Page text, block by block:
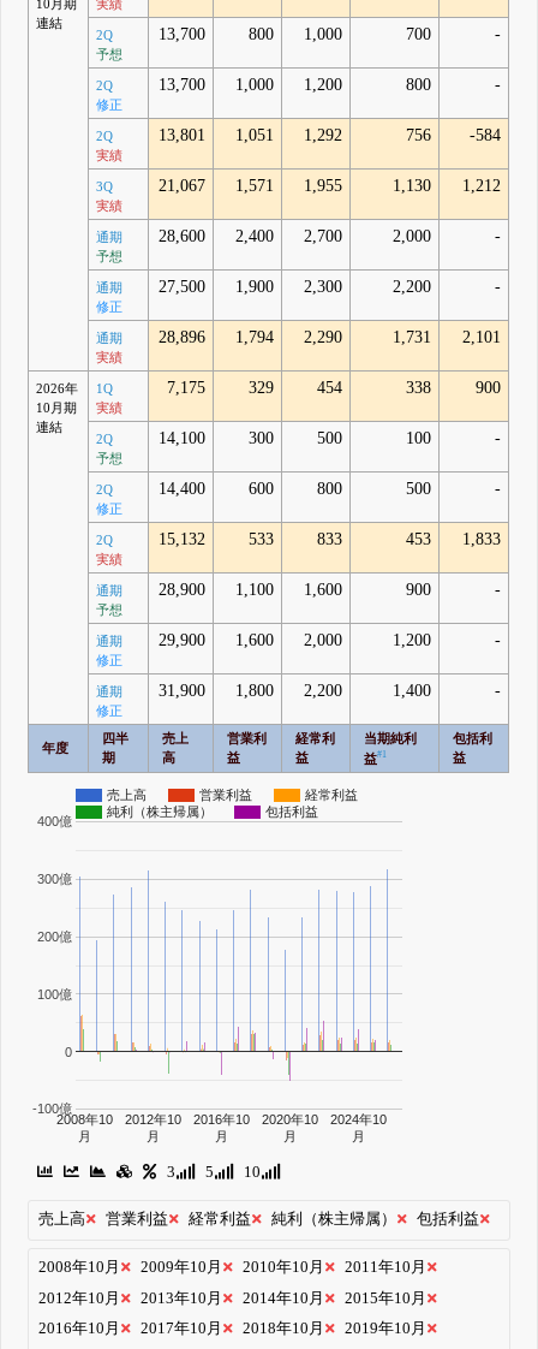
10月期
連結
実績
2Q
予想
13,700 800 1,000 700 -
2Q
修正
13,700 1,000 1,200 800 -
2Q
実績
13,801 1,051 1,292 756 -584
3Q
実績
21,067 1,571 1,955 1,130 1,212
通期
予想
28,600 2,400 2,700 2,000 -
通期
修正
27,500 1,900 2,300 2,200 -
通期
実績
28,896 1,794 2,290 1,731 2,101
2026年
10月期
連結
1Q
実績
7,175 329 454 338 900
2Q
予想
14,100 300 500 100 -
2Q
修正
14,400 600 800 500 -
2Q
実績
15,132 533 833 453 1,833
通期
予想
28,900 1,100 1,600 900 -
通期
修正
29,900 1,600 2,000 1,200 -
通期
修正
31,900 1,800 2,200 1,400 -
年度
四半
期
売上
高
営業利
益
経常利
益
当期純利
益#1
包括利
益
売上高 営業利益
経常利益
純利（株主帰属）
包括利益
2008年10
月
2012年10
月
2016年10
月
2020年10
月
2024年10
月
-100億
0
100億
200億
300億
400億
3 5 10
売上高 営業利益 経常利益 純利（株主帰属） 包括利益
2008年10月 2009年10月 2010年10月
2011年10月
2012年10月
2013年10月 2014年10月
2015年10月
2016年10月
2017年10月 2018年10月
2019年10月